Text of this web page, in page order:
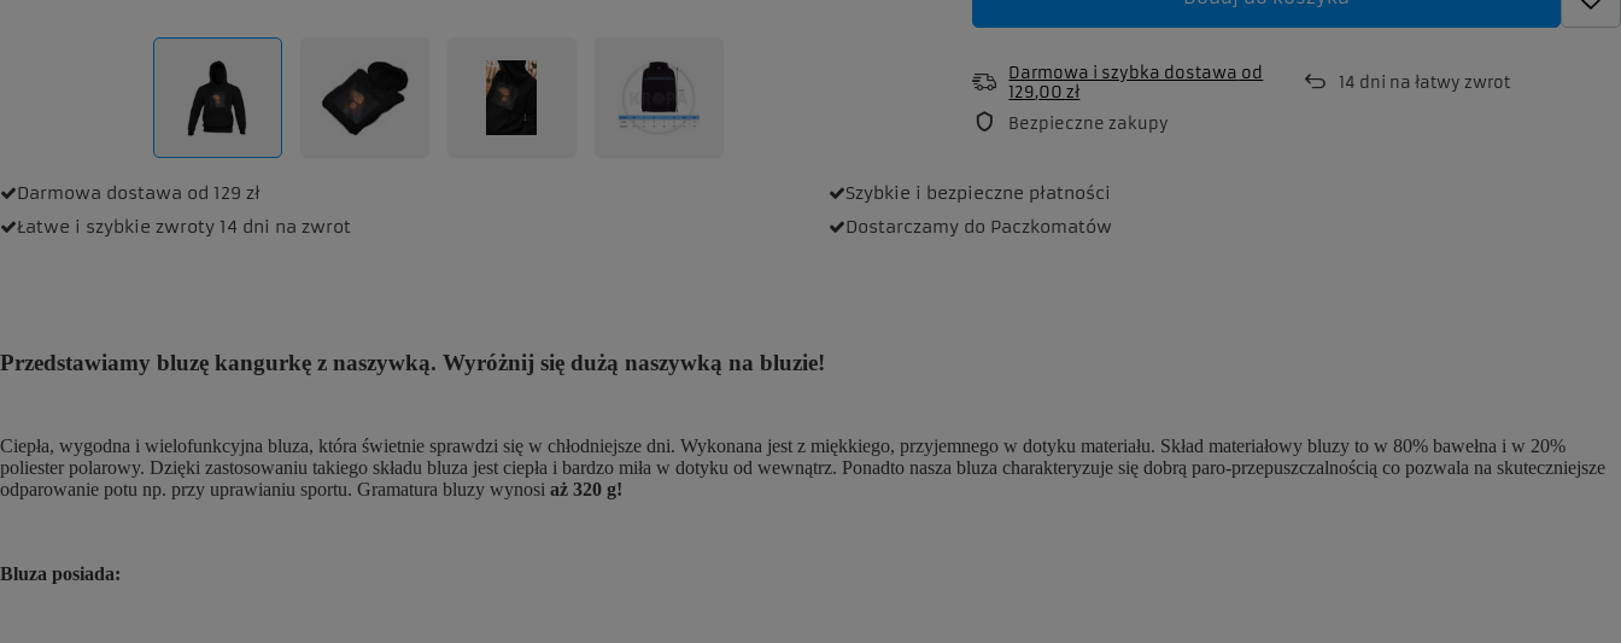
Darmowa i szybka dostawa od
129,00 zł
14 dni na łatwy zwrot
Bezpieczne zakupy
Darmowa dostawa od 129 zł Szybkie i bezpieczne płatności
Łatwe i szybkie zwroty 14 dni na zwrot Dostarczamy do Paczkomatów
Przedstawiamy bluzę kangurkę z naszywką. Wyróżnij się dużą naszywką na bluzie!
Ciepła, wygodna i wielofunkcyjna bluza, która świetnie sprawdzi się w chłodniejsze dni. Wykonana jest z miękkiego, przyjemnego w dotyku materiału. Skład materiałowy bluzy to w 80% bawełna i w 20%
poliester polarowy. Dzięki zastosowaniu takiego składu bluza jest ciepła i bardzo miła w dotyku od wewnątrz. Ponadto nasza bluza charakteryzuje się dobrą paro-przepuszczalnością co pozwala na skuteczniejsze
odparowanie potu np. przy uprawianiu sportu. Gramatura bluzy wynosi aż 320 g!
Bluza posiada: